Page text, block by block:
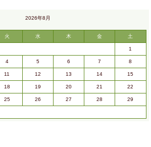
2026年8月
火 水 木 金 土
1
4 5 6 7 8
11 12 13 14 15
18 19 20 21 22
25 26 27 28 29